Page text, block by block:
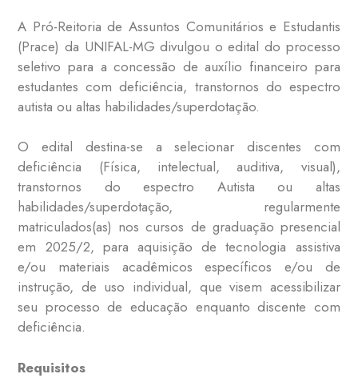
A Pró-Reitoria de Assuntos Comunitários e Estudantis
(Prace) da UNIFAL-MG divulgou o edital do processo
seletivo para a concessão de auxílio financeiro para
estudantes com deficiência, transtornos do espectro
autista ou altas habilidades/superdotação.
O edital destina-se a selecionar discentes com
deficiência (Física, intelectual, auditiva, visual),
transtornos do espectro Autista ou altas
habilidades/superdotação, regularmente
matriculados(as) nos cursos de graduação presencial
em 2025/2, para aquisição de tecnologia assistiva
e/ou materiais acadêmicos específicos e/ou de
instrução, de uso individual, que visem acessibilizar
seu processo de educação enquanto discente com
deficiência.
Requisitos